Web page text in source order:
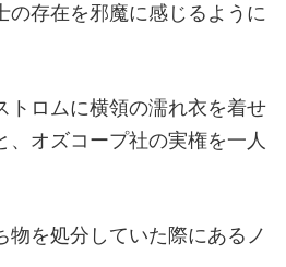
の存在を邪魔に感じるように
トロムに横領の濡れ衣を着せ
、オズコープ社の実権を一人
物を処分していた際にあるノ